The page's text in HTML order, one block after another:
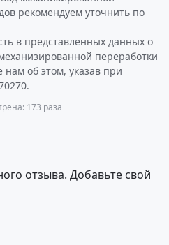
рекомендуем уточнить по
в представленных данных о
переработки
об этом, указав при
173 раза
отзыва. Добавьте свой